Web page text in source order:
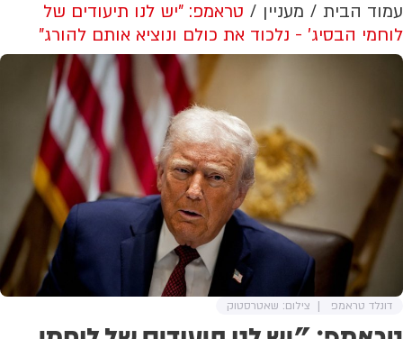
עמוד הבית מעניין
טראמפ: "יש לנו תיעודים של
לוחמי הבסיג' - נלכוד את כולם ונוציא אותם להורג"
דונלד טראמפ צילום: שאטרסטוק